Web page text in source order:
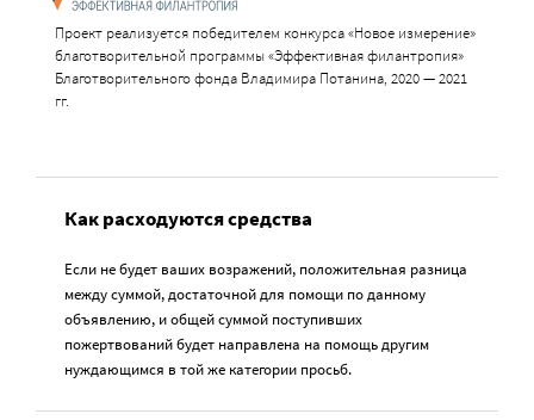
Проект реализуется победителем конкурса «Новое измерение»
благотворительной программы «Эффективная филантропия»
Благотворительного фонда Владимира Потанина, 2020 — 2021
гг.
Как расходуются средства
Если не будет ваших возражений, положительная разница
между суммой, достаточной для помощи по данному
объявлению, и общей суммой поступивших
пожертвований будет направлена на помощь другим
нуждающимся в той же категории просьб.